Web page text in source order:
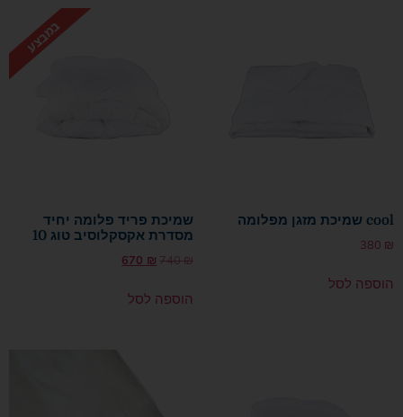
cool שמיכת מזגן מפלומה
380 ₪
הוספה לסל
שמיכת פריד פלומה יחיד
מסדרת אקסקלוסיב טוג 10
740₪
670 ₪
הוספה לסל